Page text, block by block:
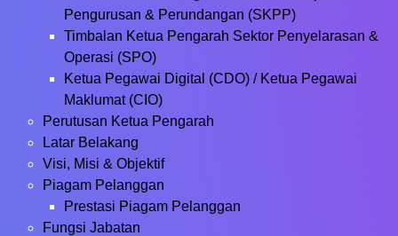
Pengurusan & Perundangan (SKPP)
Timbalan Ketua Pengarah Sektor Penyelarasan &
Operasi (SPO)
Ketua Pegawai Digital (CDO) / Ketua Pegawai
Maklumat (CIO)
Perutusan Ketua Pengarah
Latar Belakang
Visi, Misi & Objektif
Piagam Pelanggan
Prestasi Piagam Pelanggan
Fungsi Jabatan